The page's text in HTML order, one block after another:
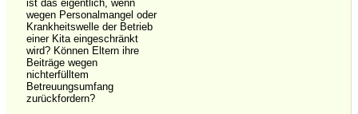
ist das eigentlich, wenn
wegen Personalmangel oder
Krankheitswelle der Betrieb
einer Kita eingeschränkt
wird? Können Eltern ihre
Beiträge wegen
nichterfülltem
Betreuungsumfang
zurückfordern?